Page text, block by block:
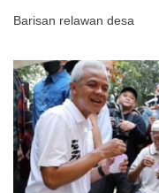
Barisan relawan desa